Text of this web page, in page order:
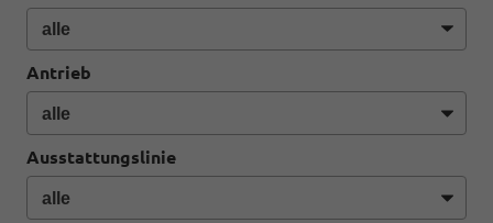
Antrieb
Ausstattungslinie